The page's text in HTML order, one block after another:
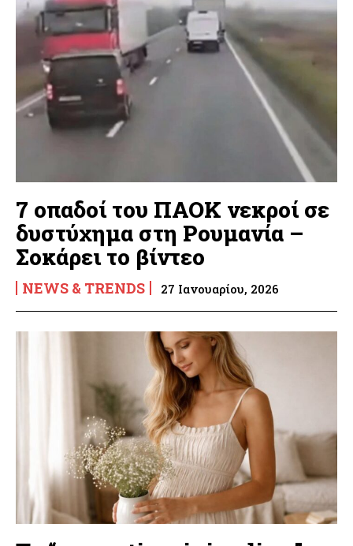
7 οπαδοί του ΠΑΟΚ νεκροί σε
δυστύχημα στη Ρουμανία –
Σοκάρει το βίντεο
NEWS & TRENDS 27 Ιανουαρίου, 2026